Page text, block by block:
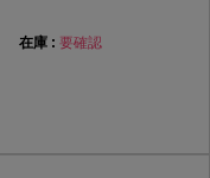
要確認